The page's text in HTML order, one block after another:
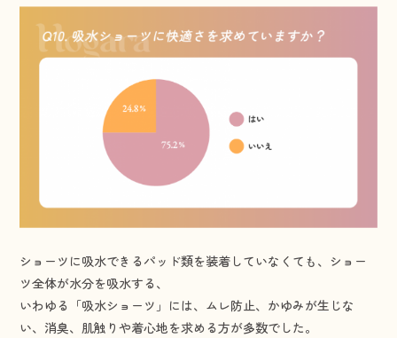
ショーツに吸水できるパッド類を装着していなくても、ショー
ツ全体が水分を吸水する、
いわゆる「吸水ショーツ」には、ムレ防止、かゆみが生じな
い、消臭、肌触りや着心地を求める方が多数でした。